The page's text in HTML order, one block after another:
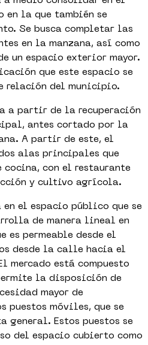
en la que también se
Se busca completar las
en la manzana, así como
un espacio exterior mayor.
que este espacio se
relación del municipio.
a partir de la recuperación
antes cortado por la
A partir de este, el
alas principales que
cocina, con el restaurante
y cultivo agrícola.
en el espacio público que se
de manera lineal en
es permeable desde el
desde la calle hacia el
mercado está compuesto
la disposición de
mayor de
puestos móviles, que se
general. Estos puestos se
del espacio cubierto como